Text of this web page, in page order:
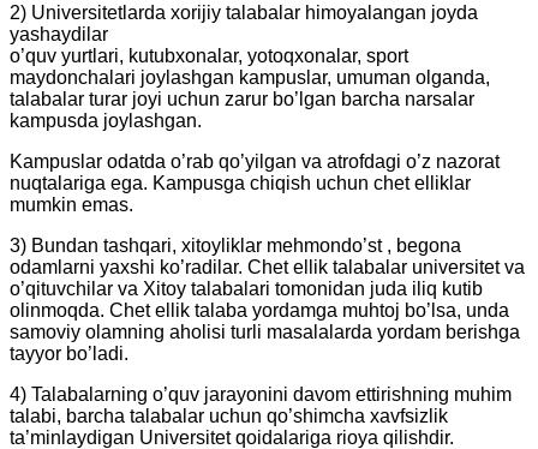
2) Universitetlarda xorijiy talabalar himoyalangan joyda
yashaydilar
o’quv yurtlari, kutubxonalar, yotoqxonalar, sport
maydonchalari joylashgan kampuslar, umuman olganda,
talabalar turar joyi uchun zarur bo’lgan barcha narsalar
kampusda joylashgan.
Kampuslar odatda o’rab qo’yilgan va atrofdagi o’z nazorat
nuqtalariga ega. Kampusga chiqish uchun chet elliklar
mumkin emas.
3) Bundan tashqari, xitoyliklar mehmondo’st , begona
odamlarni yaxshi ko’radilar. Chet ellik talabalar universitet va
o’qituvchilar va Xitoy talabalari tomonidan juda iliq kutib
olinmoqda. Chet ellik talaba yordamga muhtoj bo’lsa, unda
samoviy olamning aholisi turli masalalarda yordam berishga
tayyor bo’ladi.
4) Talabalarning o’quv jarayonini davom ettirishning muhim
talabi, barcha talabalar uchun qo’shimcha xavfsizlik
ta’minlaydigan Universitet qoidalariga rioya qilishdir.